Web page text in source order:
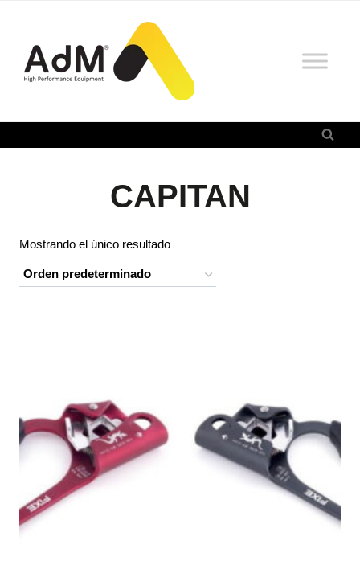
contenido
CAPITAN
Mostrando el único resultado